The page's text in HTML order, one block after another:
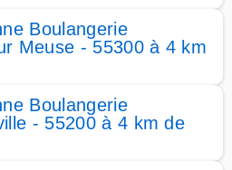
Boulangerie
Meuse - 55300 à 4 km
Boulangerie
- 55200 à 4 km de